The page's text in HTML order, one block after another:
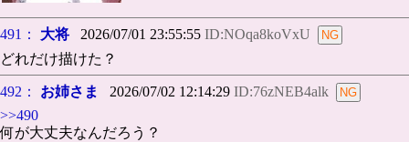
491： 大将 2026/07/01 23:55:55 ID:NOqa8koVxU
どれだけ描けた？
492： お姉さま 2026/07/02 12:14:29 ID:76zNEB4alk
>>490
何が大丈夫なんだろう？